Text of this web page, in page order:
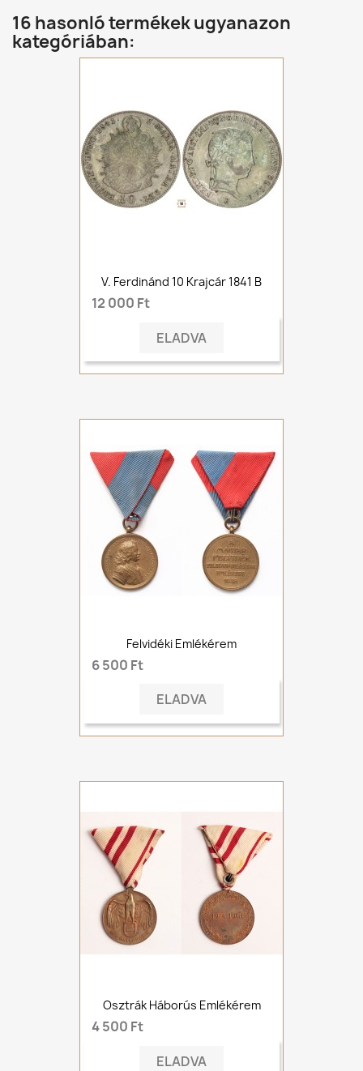
16 hasonló termékek ugyanazon
kategóriában:
V. Ferdinánd 10 Krajcár 1841 B
12 000 Ft
ELADVA
Felvidéki Emlékérem
6 500 Ft
ELADVA
Osztrák Háborús Emlékérem
4 500 Ft
ELADVA